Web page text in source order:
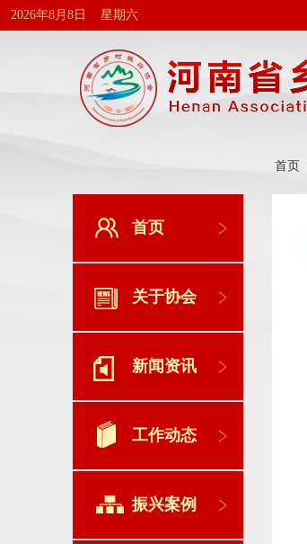
2026年8月8日 星期六
首页
首页
关于协会
新闻资讯
工作动态
振兴案例